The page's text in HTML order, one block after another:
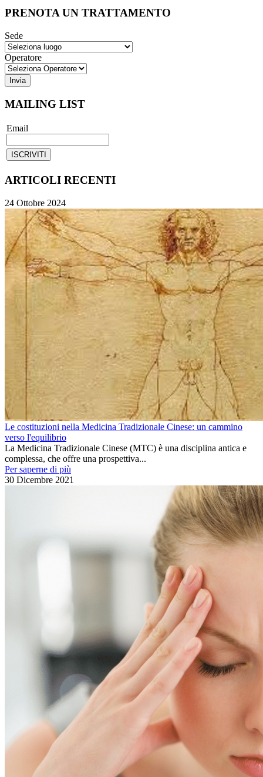
PRENOTA UN TRATTAMENTO
Sede
Operatore
MAILING LIST
Email
ARTICOLI RECENTI
24 Ottobre 2024
Le costituzioni nella Medicina Tradizionale Cinese: un cammino
verso l'equilibrio
La Medicina Tradizionale Cinese (MTC) è una disciplina antica e
complessa, che offre una prospettiva...
Per saperne di più
30 Dicembre 2021